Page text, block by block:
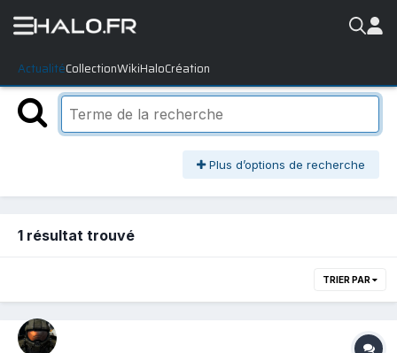
ActualitéCollectionWikiHaloCréation
Plus d’options de recherche
1 résultat trouvé
TRIER PAR